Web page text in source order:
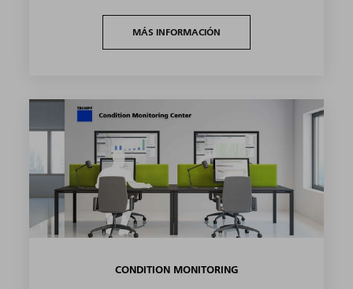
MÁS INFORMACIÓN
CONDITION MONITORING